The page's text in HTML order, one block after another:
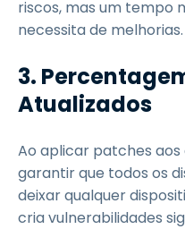
riscos, mas um tempo
necessita de melhorias.
3.
Atualizados
Ao aplicar patches
garantir que todos os
deixar qualquer
cria vulnerabilidades